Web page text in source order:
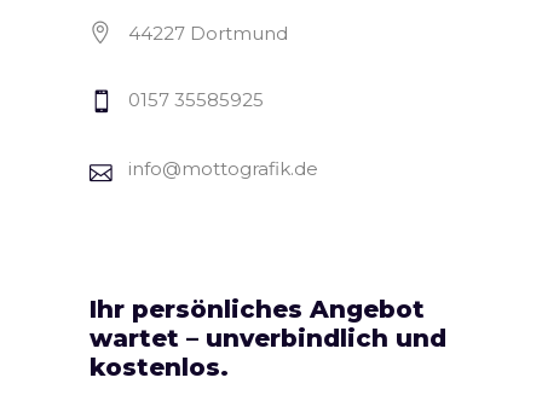
44227 Dortmund
0157 35585925
info@mottografik.de
Ihr persönliches Angebot
wartet – unverbindlich und
kostenlos.